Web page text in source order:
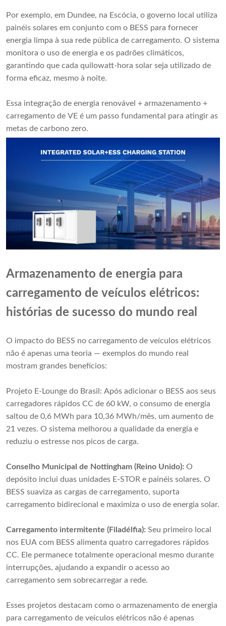
Por exemplo, em Dundee, na Escócia, o governo local utiliza
painéis solares em conjunto com o BESS para fornecer
energia limpa à sua rede pública de carregamento. O sistema
monitora o uso de energia e os padrões climáticos,
garantindo que cada quilowatt-hora solar seja utilizado de
forma eficaz, mesmo à noite.
Essa integração de energia renovável + armazenamento +
carregamento de VE é um passo fundamental para atingir as
metas de carbono zero.
Armazenamento de energia para
carregamento de veículos elétricos:
histórias de sucesso do mundo real
O impacto do BESS no carregamento de veículos elétricos
não é apenas uma teoria — exemplos do mundo real
mostram grandes benefícios:
Projeto E-Lounge do Brasil: Após adicionar o BESS aos seus
carregadores rápidos CC de 60 kW, o consumo de energia
saltou de 0,6 MWh para 10,36 MWh/mês, um aumento de
21 vezes. O sistema melhorou a qualidade da energia e
reduziu o estresse nos picos de carga.
Conselho Municipal de Nottingham (Reino Unido): O
depósito inclui duas unidades E-STOR e painéis solares. O
BESS suaviza as cargas de carregamento, suporta
carregamento bidirecional e maximiza o uso de energia solar.
Carregamento intermitente (Filadélfia): Seu primeiro local
nos EUA com BESS alimenta quatro carregadores rápidos
CC. Ele permanece totalmente operacional mesmo durante
interrupções, ajudando a expandir o acesso ao
carregamento sem sobrecarregar a rede.
Esses projetos destacam como o armazenamento de energia
para carregamento de veículos elétricos não é apenas